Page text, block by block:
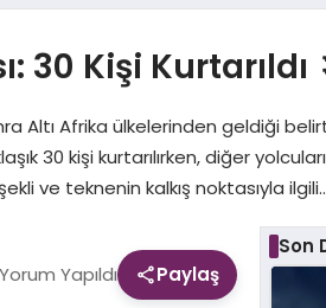
30 Kişi Kurtarıldı
Altı Afrika ülkelerinden geldiği
30 kişi kurtarılırken, diğer
ve teknenin kalkış noktasıyla
Yapıldı Paylaş
Son